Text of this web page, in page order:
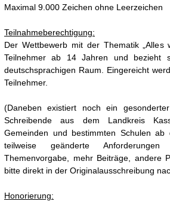
Maximal 9.000 Zeichen ohne Leerzeichen
Teilnahmeberechtigung:
Der Wettbewerb mit der Thematik „Alles
Teilnehmer ab 14 Jahren und bezieht
deutschsprachigen Raum. Eingereicht
Teilnehmer.
(Daneben existiert noch ein
Schreibende aus dem Landkreis
Gemeinden und bestimmten Schulen
teilweise geänderte
Themenvorgabe, mehr Beiträge, andere
bitte direkt in der Originalausschreibung
Honorierung: